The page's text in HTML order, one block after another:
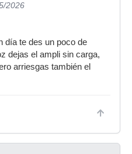
2026
día te des un poco de
dejas el ampli sin carga,
arriesgas también el